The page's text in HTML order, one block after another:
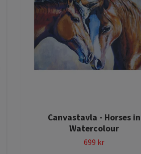
Canvastavla - Horses in
Watercolour
699 kr